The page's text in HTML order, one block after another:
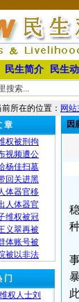
民生简介 民生
所在的位置： 网
章
权被刑拘
视频遭公
杨佳扫墓
回关进黑
体器官移
人体器官
维权被冠
义翠再被
体账号被
被以非法
门
权人士刘
因